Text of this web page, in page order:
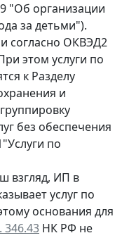
"Об организации
за детьми").
согласно ОКВЭД2
этом услуги по
к Разделу
и
без обеспечения
по
взгляд, ИП в
услуг по
основания для
346.43 НК РФ не